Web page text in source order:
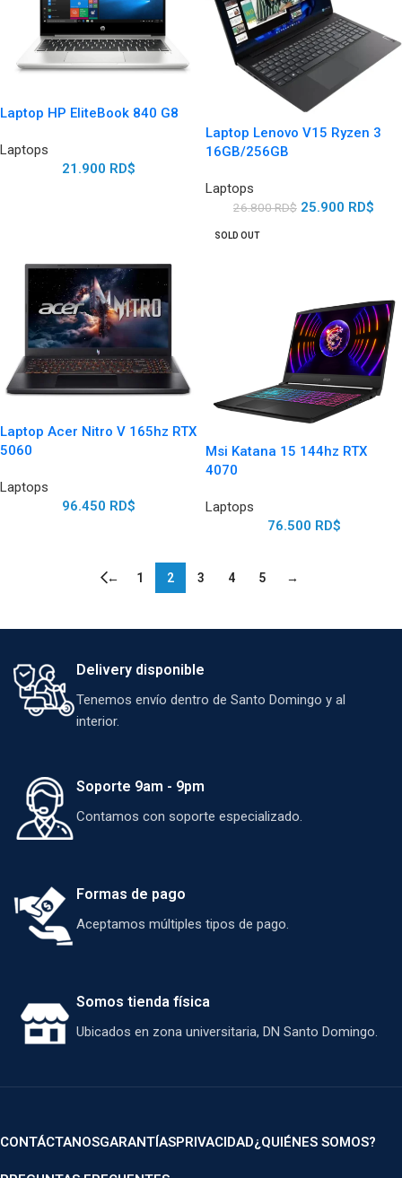
Laptop HP EliteBook 840 G8
Laptops
21.900 RD$
Laptop Lenovo V15 Ryzen 3
16GB/256GB
Laptops
26.800RD$ 25.900 RD$
Laptop Acer Nitro V 165hz RTX
5060
Laptops
96.450 RD$
SOLD OUT
Msi Katana 15 144hz RTX
4070
Laptops
76.500 RD$
← 1 2 3 4 5 →
Delivery disponible
Tenemos envío dentro de Santo Domingo y al
interior.
Soporte 9am - 9pm
Contamos con soporte especializado.
Formas de pago
Aceptamos múltiples tipos de pago.
Somos tienda física
Ubicados en zona universitaria, DN Santo Domingo.
CONTÁCTANOSGARANTÍASPRIVACIDAD¿QUIÉNES SOMOS?